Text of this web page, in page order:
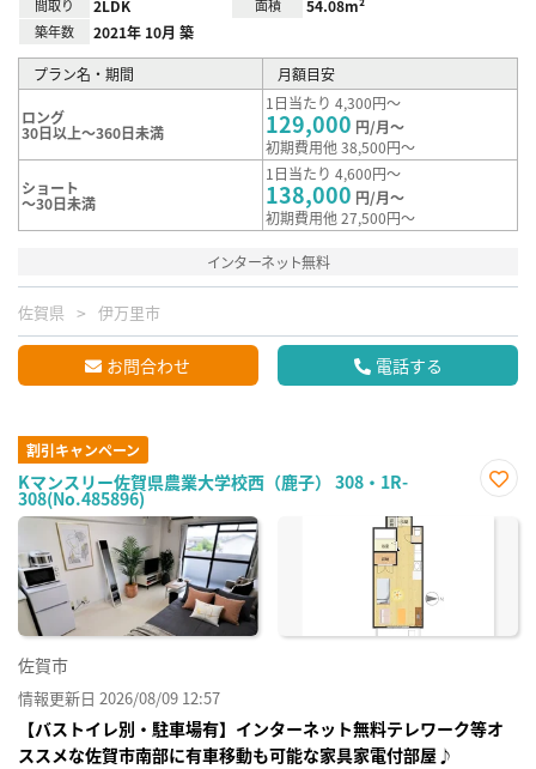
間取り 2LDK 面積 54.08m²
築年数 2021年 10月 築
プラン名・期間 月額目安
ロング
30日以上～360日未満
1日当たり 4,300円～
129,000 円/月～
初期費用他 38,500円～
ショート
～30日未満
1日当たり 4,600円～
138,000 円/月～
初期費用他 27,500円～
インターネット無料
佐賀県 伊万里市
お問合わせ 電話する
割引キャンペーン
Kマンスリー佐賀県農業大学校西（鹿子） 308・1R-
308(No.485896)
に入
佐賀市
情報更新日 2026/08/09 12:57
【バストイレ別・駐車場有】インターネット無料テレワーク等オ
ススメな佐賀市南部に有車移動も可能な家具家電付部屋♪